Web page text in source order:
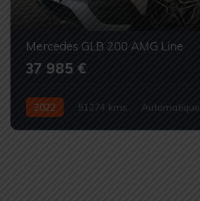
Mercedes GLB 200 AMG Line
37 985 €
2022 51274 kms Automatique